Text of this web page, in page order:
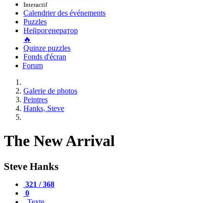
Interactif
Calendrier des événements
Puzzles
Нейрогенератор
🔥
Quinze puzzles
Fonds d'écran
Forum
Galerie de photos
Peintres
Hanks, Steve
The New Arrival
Steve Hanks
321 / 368
0